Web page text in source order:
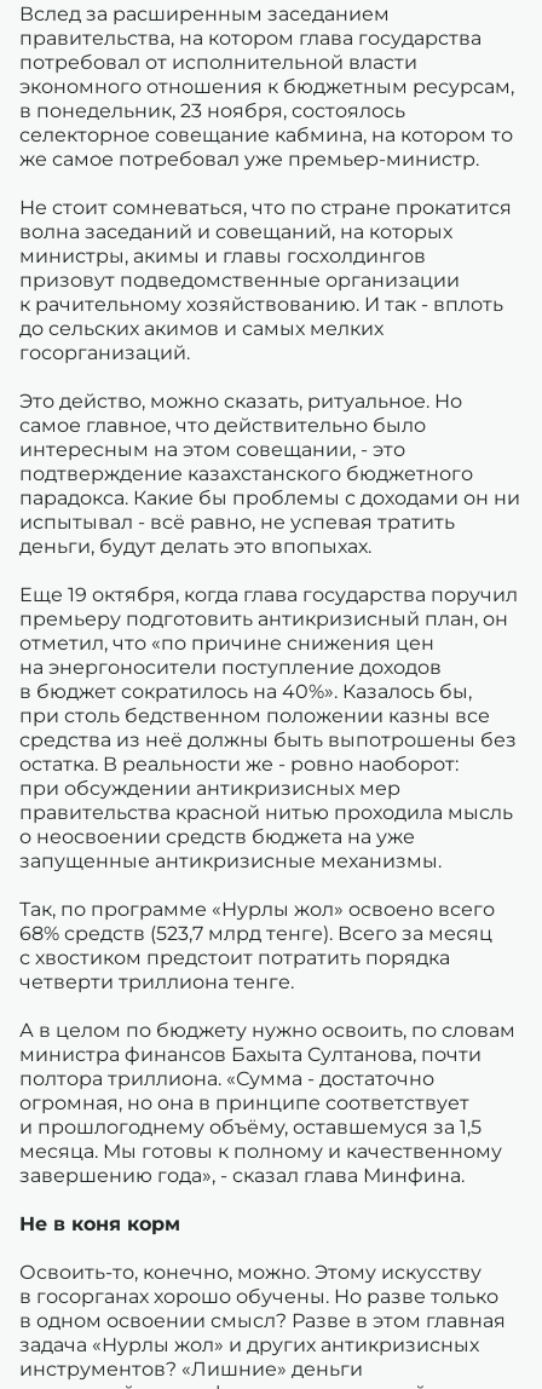
Вслед за расширенным заседанием
правительства, на котором глава государства
потребовал от исполнительной власти
экономного отношения к бюджетным ресурсам,
в понедельник, 23 ноября, состоялось
селекторное совещание кабмина, на котором то
же самое потребовал уже премьер-министр.
Не стоит сомневаться, что по стране прокатится
волна заседаний и совещаний, на которых
министры, акимы и главы госхолдингов
призовут подведомственные организации
к рачительному хозяйствованию. И так - вплоть
до сельских акимов и самых мелких
госорганизаций.
Это действо, можно сказать, ритуальное. Но
самое главное, что действительно было
интересным на этом совещании, - это
подтверждение казахстанского бюджетного
парадокса. Какие бы проблемы с доходами он ни
испытывал - всё равно, не успевая тратить
деньги, будут делать это впопыхах.
Еще 19 октября, когда глава государства поручил
премьеру подготовить антикризисный план, он
отметил, что «по причине снижения цен
на энергоносители поступление доходов
в бюджет сократилось на 40%». Казалось бы,
при столь бедственном положении казны все
средства из неё должны быть выпотрошены без
остатка. В реальности же - ровно наоборот:
при обсуждении антикризисных мер
правительства красной нитью проходила мысль
о неосвоении средств бюджета на уже
запущенные антикризисные механизмы.
Так, по программе «Нурлы жол» освоено всего
68% средств (523,7 млрд тенге). Всего за месяц
с хвостиком предстоит потратить порядка
четверти триллиона тенге.
А в целом по бюджету нужно освоить, по словам
министра финансов Бахыта Султанова, почти
полтора триллиона. «Сумма - достаточно
огромная, но она в принципе соответствует
и прошлогоднему объёму, оставшемуся за 1,5
месяца. Мы готовы к полному и качественному
завершению года», - сказал глава Минфина.
Не в коня корм
Освоить-то, конечно, можно. Этому искусству
в госорганах хорошо обучены. Но разве только
в одном освоении смысл? Разве в этом главная
задача «Нурлы жол» и других антикризисных
инструментов? «Лишние» деньги